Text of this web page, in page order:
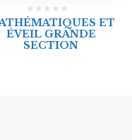
ET
ÉVEIL GRANDE
SECTION